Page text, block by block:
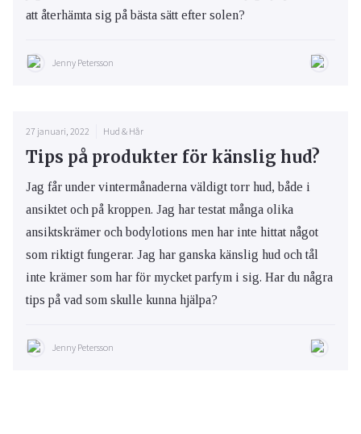
att återhämta sig på bästa sätt efter solen?
Jenny Petersson
27 januari, 2022 Hud & Hår
Tips på produkter för känslig hud?
Jag får under vintermånaderna väldigt torr hud, både i
ansiktet och på kroppen. Jag har testat många olika
ansiktskrämer och bodylotions men har inte hittat något
som riktigt fungerar. Jag har ganska känslig hud och tål
inte krämer som har för mycket parfym i sig. Har du några
tips på vad som skulle kunna hjälpa?
Jenny Petersson